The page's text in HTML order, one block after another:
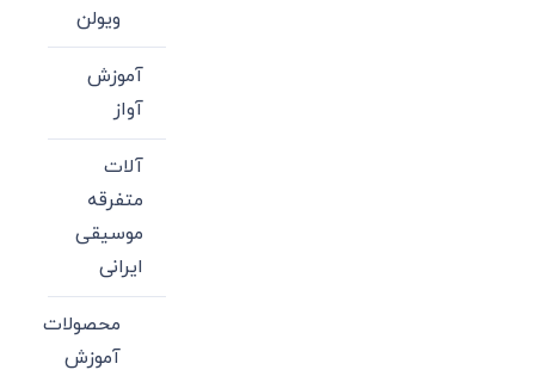
ویولن
آموزش
آواز
آلات
متفرقه
موسیقی
ایرانی
محصولات
آموزش